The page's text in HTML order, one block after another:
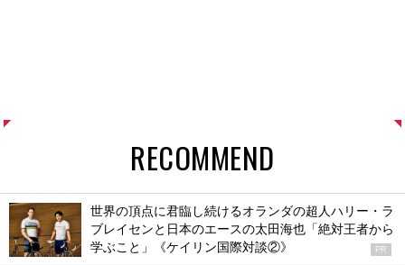
RECOMMEND
世界の頂点に君臨し続けるオランダの超人ハリー・ラ
ブレイセンと日本のエースの太田海也「絶対王者から
学ぶこと」《ケイリン国際対談②》
PR